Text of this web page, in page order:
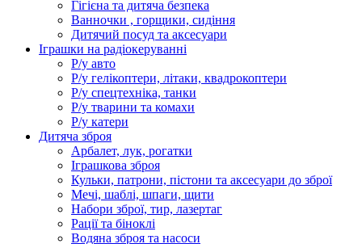
Гігієна та дитяча безпека
Ванночки , горщики, сидіння
Дитячий посуд та аксесуари
Іграшки на радіокеруванні
Р/у авто
Р/у гелікоптери, літаки, квадрокоптери
Р/у спецтехніка, танки
Р/у тварини та комахи
Р/у катери
Дитяча зброя
Арбалет, лук, рогатки
Іграшкова зброя
Кульки, патрони, пістони та аксесуари до зброї
Мечі, шаблі, шпаги, щити
Набори зброї, тир, лазертаг
Рації та біноклі
Водяна зброя та насоси